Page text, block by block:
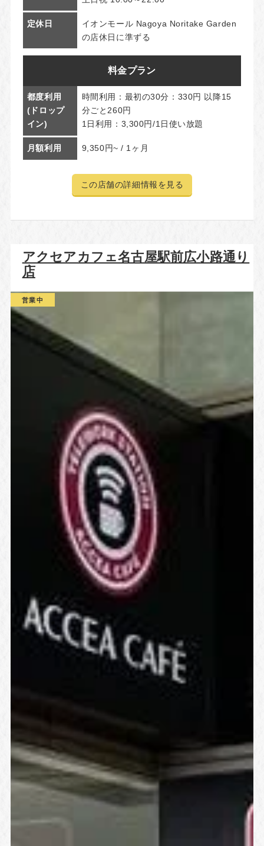
定休日
イオンモール Nagoya Noritake Garden
の店休日に準ずる
料金プラン
都度利用
(ドロップ
イン)
時間利用：最初の30分：330円 以降15
分ごと260円
1日利用：3,300円/1日使い放題
月額利用 9,350円~ / 1ヶ月
この店舗の詳細情報を見る
アクセアカフェ名古屋駅前広小路通り
店
営業中